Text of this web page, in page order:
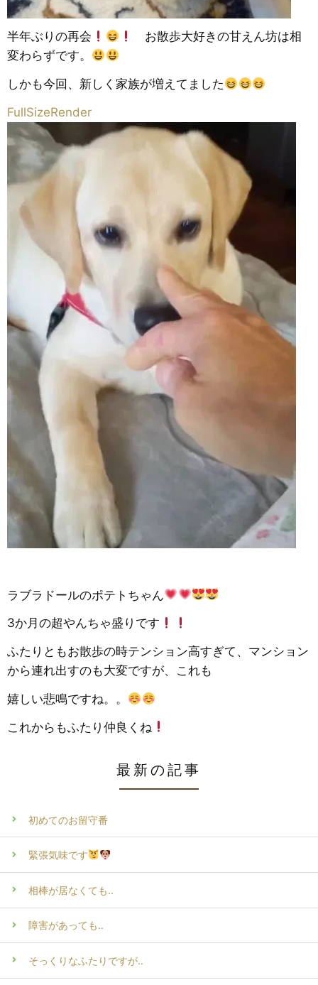
半年ぶりの再会
お散歩大好きの甘えん坊は相
変わらずです。
しかも今回、新しく家族が増えてました
FullSizeRender
ラブラドールのポテトちゃん
3か月の超やんちゃ盛りです
ふたりともお散歩の時テンション高すぎて、マンション
から連れ出すのも大変ですが、これも
嬉しい悲鳴ですね。。
これからもふたり仲良くね
最新の記事
初めてのお留守番
緊張気味です
相棒が居なくても‥
障害があっても‥
そっくりなふたりですが‥